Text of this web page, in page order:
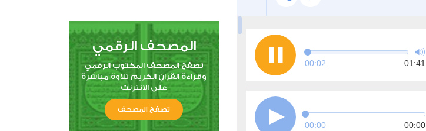
00:03 01:41
00:00 00:00
المصحف الرقمي
تصفح المصحف المكتوب الرقمي
وقراءة القران الكريم تلاوة مباشرة
على الانترنت
تصفح المصحف